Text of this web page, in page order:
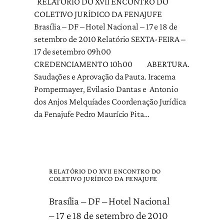
COLETIVO JURÍDICO DA FENAJUFE
Brasília – DF – Hotel Nacional – 17 e 18 de
setembro de 2010 Relatório SEXTA-FEIRA –
17 de setembro 09h00
CREDENCIAMENTO 10h00 ABERTURA.
Saudações e Aprovação da Pauta. Iracema
Pompermayer, Evilasio Dantas e Antonio
dos Anjos Melquíades Coordenação Jurídica
da Fenajufe Pedro Maurício Pita…
RELATÓRIO DO XVII ENCONTRO DO
COLETIVO JURÍDICO DA FENAJUFE
Brasília – DF – Hotel Nacional
– 17 e 18 de setembro de 2010